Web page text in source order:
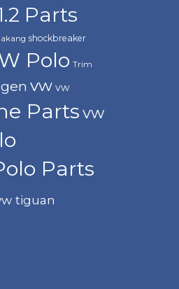
Parts
shockbreaker
Polo Trim
vw vw
Partsvw
Parts
tiguan